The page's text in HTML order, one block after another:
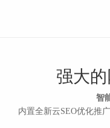
强大
智
内置全新云SEO优化推